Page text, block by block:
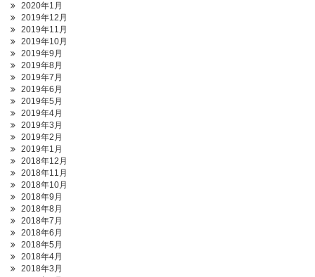
2020年1月
2019年12月
2019年11月
2019年10月
2019年9月
2019年8月
2019年7月
2019年6月
2019年5月
2019年4月
2019年3月
2019年2月
2019年1月
2018年12月
2018年11月
2018年10月
2018年9月
2018年8月
2018年7月
2018年6月
2018年5月
2018年4月
2018年3月